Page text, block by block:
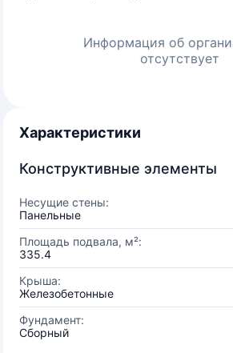
Информация об
отсутствует
Характеристики
Конструктивные элементы
Несущие стены:
Панельные
Площадь подвала, м²:
335.4
Крыша:
Железобетонные
Фундамент:
Сборный